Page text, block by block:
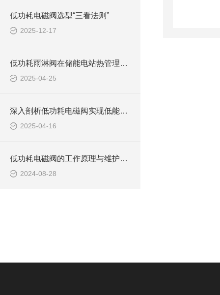
低功耗电磁阀选型“三看法则”
2025-12-17
低功耗雨淋阀在储能电站热管理中的作用
2025-04-25
深入剖析低功耗电磁阀实现低能耗运行的技术原理
2025-04-16
低功耗电磁阀的工作原理与维护指南
2024-08-28